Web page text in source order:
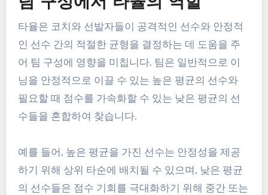
타율은 코치와 선발자들이 공격적인 선수와 안정적
인 선수 간의 적절한 균형을 결정하는 데 도움을 주
어 팀 구성에 영향을 미칩니다. 팀은 일반적으로 이
닝을 안정적으로 이끌 수 있는 높은 평균의 선수와
필요할 때 점수를 가속화할 수 있는 낮은 평균의 선
수들을 혼합하여 찾습니다.
예를 들어, 높은 평균을 가진 선수는 안정성을 제공
하기 위해 상위 타순에 배치될 수 있으며, 낮은 평균
의 선수들은 점수 기회를 극대화하기 위해 중간 또는